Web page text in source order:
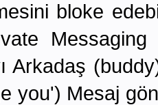
bloke
Arkadaş
you') Mesaj